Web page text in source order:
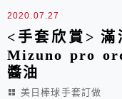
2020.07.27
<手套欣賞> 滿
Mizuno pro
醬油
美日棒球手套訂做